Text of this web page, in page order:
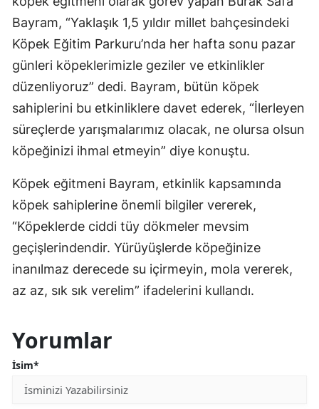
Bayram, “Yaklaşık 1,5 yıldır millet bahçesindeki
Köpek Eğitim Parkuru’nda her hafta sonu pazar
günleri köpeklerimizle geziler ve etkinlikler
düzenliyoruz” dedi. Bayram, bütün köpek
sahiplerini bu etkinliklere davet ederek, “İlerleyen
süreçlerde yarışmalarımız olacak, ne olursa olsun
köpeğinizi ihmal etmeyin” diye konuştu.
Köpek eğitmeni Bayram, etkinlik kapsamında
köpek sahiplerine önemli bilgiler vererek,
“Köpeklerde ciddi tüy dökmeler mevsim
geçişlerindendir. Yürüyüşlerde köpeğinize
inanılmaz derecede su içirmeyin, mola vererek,
az az, sık sık verelim” ifadelerini kullandı.
Yorumlar
İsim*